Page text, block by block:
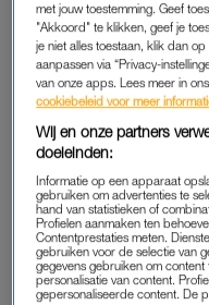
omdat in hun ogen het
daarvan bestaat uit
Holleeders zussen Astrid
Cor van Hout en Robert
Thomas van der Bijl
Vrijdag zullen ook de
het woord voeren, als
Eerder deze maand
gelegenheid tot het
met jouw toestemming. Geef
"Akkoord" te klikken, geef je
je niet alles toestaan, klik dan
aanpassen via “Privacy-
van onze apps. Lees meer in
cookiebeleid voor meer
Wij en onze partners
doeleinden:
Informatie op een apparaat
gebruiken om advertenties te
hand van statistieken of
Profielen aanmaken ten
Contentprestaties meten.
gebruiken voor de selectie van
gegevens gebruiken om
personalisatie van content.
gepersonaliseerde content. De